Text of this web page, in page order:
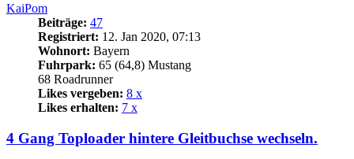
KaiPom
Beiträge: 47
Registriert: 12. Jan 2020, 07:13
Wohnort: Bayern
Fuhrpark: 65 (64,8) Mustang
68 Roadrunner
Likes vergeben: 8 x
Likes erhalten: 7 x
4 Gang Toploader hintere Gleitbuchse wechseln.